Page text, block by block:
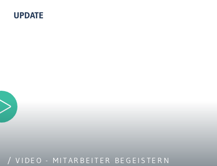
UPDATE
/ VIDEO - MITARBEITER BEGEISTERN